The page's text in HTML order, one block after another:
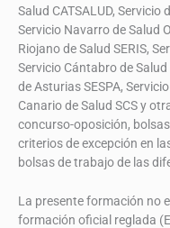
Salud CATSALUD, Servicio
Servicio Navarro de Salud
Riojano de Salud SERIS,
Servicio Cántabro de
de Asturias SESPA,
Canario de Salud SCS y
concurso-oposición,
criterios de excepción en
bolsas de trabajo de las
La presente formación no
formación oficial reglada